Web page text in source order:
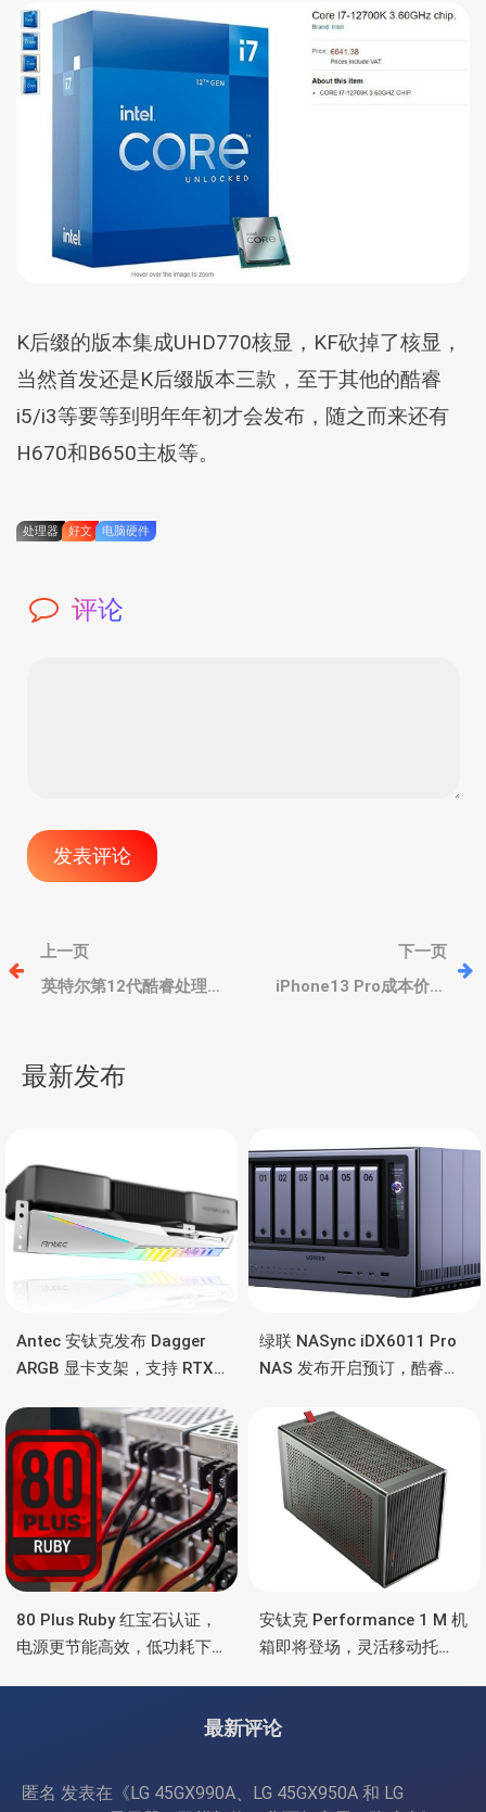
K后缀的版本集成UHD770核显，KF砍掉了核显，
当然首发还是K后缀版本三款，至于其他的酷睿
i5/i3等要等到明年年初才会发布，随之而来还有
H670和B650主板等。
处理器 好文 电脑硬件
评论
文
章
航
上一页
英特尔第12代酷睿处理器
下一页
iPhone13 Pro成本价比
最新发布
Antec 安钛克发布 Dagger
ARGB 显卡支架，支持 RTX
绿联 NASync iDX6011 Pro
NAS 发布开启预订，酷睿
雷电4、OCuLink
80 Plus Ruby 红宝石认证，
电源更节能高效，低功耗下
安钛克 Performance 1 M 机
箱即将登场，灵活移动托
最新评论
匿名 发表在《LG 45GX990A、LG 45GX950A 和 LG